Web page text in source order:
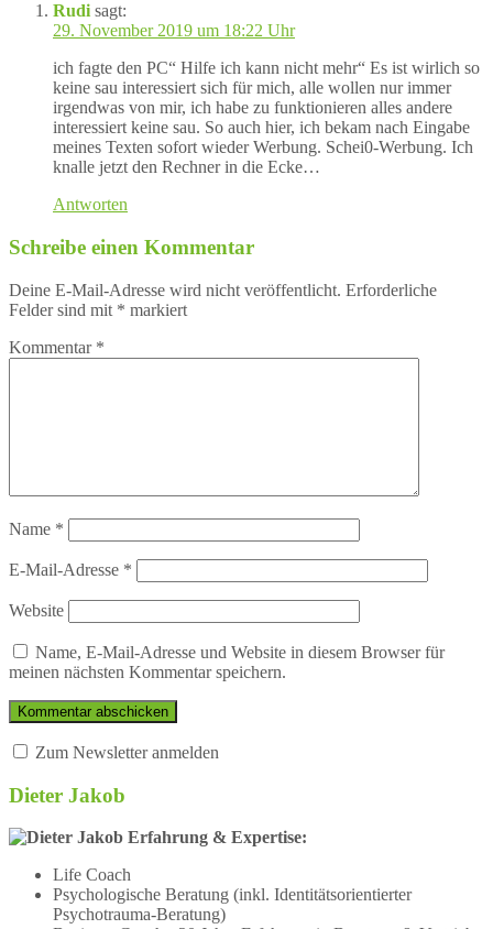
Rudi sagt:
29. November 2019 um 18:22 Uhr
ich fagte den PC“ Hilfe ich kann nicht mehr“ Es ist wirlich so
keine sau interessiert sich für mich, alle wollen nur immer
irgendwas von mir, ich habe zu funktionieren alles andere
interessiert keine sau. So auch hier, ich bekam nach Eingabe
meines Texten sofort wieder Werbung. Schei0-Werbung. Ich
knalle jetzt den Rechner in die Ecke…
Antworten
Schreibe einen Kommentar
Deine E-Mail-Adresse wird nicht veröffentlicht. Erforderliche
Felder sind mit * markiert
Kommentar *
Name *
E-Mail-Adresse *
Website
Name, E-Mail-Adresse und Website in diesem Browser für
meinen nächsten Kommentar speichern.
Zum Newsletter anmelden
Dieter Jakob
Erfahrung & Expertise:
Life Coach
Psychologische Beratung (inkl. Identitätsorientierter
Psychotrauma-Beratung)